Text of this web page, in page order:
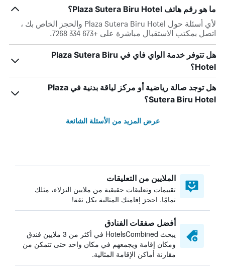
ما هو رقم هاتف Plaza Sutera Biru Hotel؟
لأي أسئلة حول Plaza Sutera Biru Hotel والحجز الخاص بك ،
اتصل بمكتب الاستقبال مباشرة على +673 334 7268.
هل تتوفر خدمة الواي فاي في Plaza Sutera Biru
Hotel؟
هل توجد صالة رياضية أو مركز لياقة بدنية في Plaza
Sutera Biru Hotel؟
عرض المزيد من الأسئلة الشائعة
الملايين من التعليقات
تقييمات وتعليقات حقيقية من ملايين النزلاء، مثلك
تمامًا. احجز إقامتك المثالية بكل ثقة!
أفضل صفقات الفنادق
يبحث HotelsCombined في أكثر من 3 ملايين فندق
ومكان إقامة ويجمعهم في مكان واحد حتى تتمكن من
مقارنة أماكن الإقامة المثالية.